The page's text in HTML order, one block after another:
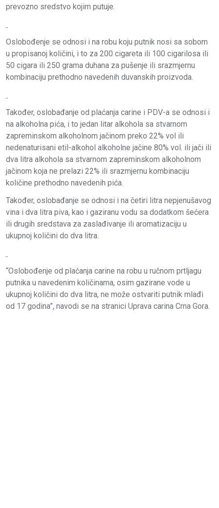
prevozno sredstvo kojim putuje.
Oslobođenje se odnosi i na robu koju putnik nosi sa sobom
u propisanoj količini, i to za 200 cigareta ili 100 cigarilosa ili
50 cigara ili 250 grama duhana za pušenje ili srazmjernu
kombinaciju prethodno navedenih duvanskih proizvoda.
Također, oslobađanje od plaćanja carine i PDV-a se odnosi i
na alkoholna pića, i to jedan litar alkohola sa stvarnom
zapreminskom alkoholnom jačinom preko 22% vol ili
nedenaturisani etil-alkohol alkoholne jačine 80% vol. ili jači ili
dva litra alkohola sa stvarnom zapreminskom alkoholnom
jačinom koja ne prelazi 22% ili srazmjernu kombinaciju
količine prethodno navedenih pića.
Također, oslobađanje se odnosi i na četiri litra nepjenušavog
vina i dva litra piva, kao i gaziranu vodu sa dodatkom šećera
ili drugih sredstava za zaslađivanje ili aromatizaciju u
ukupnoj količini do dva litra.
“Oslobođenje od plaćanja carine na robu u ručnom prtljagu
putnika u navedenim količinama, osim gazirane vode u
ukupnoj količini do dva litra, ne može ostvariti putnik mlađi
od 17 godina”, navodi se na stranici Uprava carina Crna Gora.